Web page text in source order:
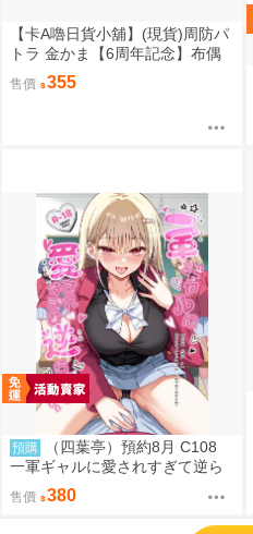
【卡A嚕日貨小舖】(現貨)周防パ
トラ 金かま【6周年記念】布偶
吊飾
售價 355
預購
（四葉亭）預約8月 C108
一軍ギャルに愛されすぎて逆ら
えない 伊倉ナギサ
售價 380